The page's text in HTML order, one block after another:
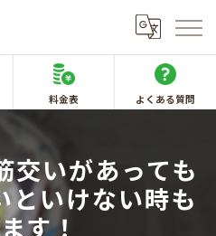
料金表 よくある質問
交いがあっても
といけない時も
す！